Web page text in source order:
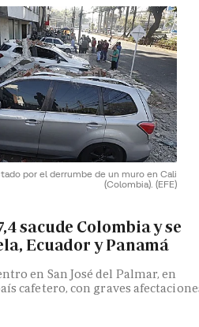
por el derrumbe de un muro en Cali
(Colombia). (EFE)
sacude Colombia y se
Ecuador y Panamá
en San José del Palmar, en
cafetero, con graves